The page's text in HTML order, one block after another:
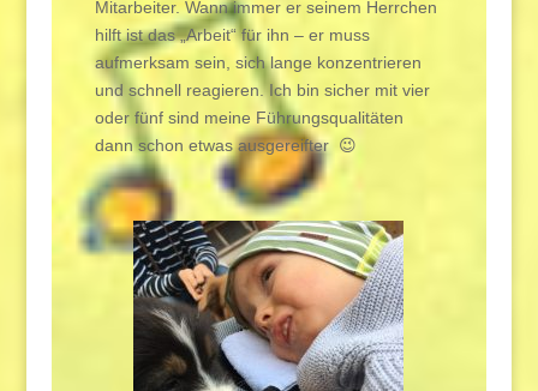
Mitarbeiter. Wann immer er seinem Herrchen
hilft ist das „Arbeit“ für ihn – er muss
aufmerksam sein, sich lange konzentrieren
und schnell reagieren. Ich bin sicher mit vier
oder fünf sind meine Führungsqualitäten
dann schon etwas ausgereifter 😉